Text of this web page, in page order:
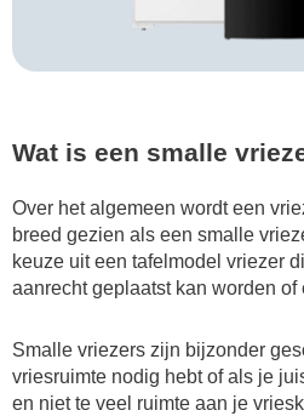
Wat is een smalle
Over het algemeen wordt een
breed gezien als een smalle
keuze uit een tafelmodel vriezer
aanrecht geplaatst kan worden of
Smalle vriezers zijn bijzonder
vriesruimte nodig hebt of als je
en niet te veel ruimte aan je